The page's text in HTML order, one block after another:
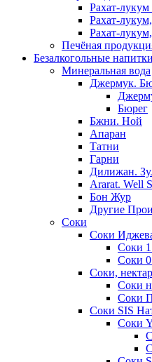
Рахат-
Рахат-
Рахат-
Печёная
Безалкогольные напитки
Минеральная вода
Джермук.
Бюрег
Бжни. Ной
Апаран
Татни
Гарни
Дилижан.
Ararat. Well
Бон Жур
Другие
Соки
Соки
Соки
Соки
Соки,
Соки
Соки
Соки SIS
Соки